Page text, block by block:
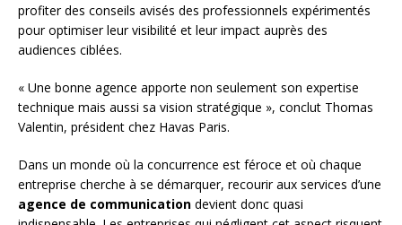
profiter des conseils avisés des professionnels expérimentés
pour optimiser leur visibilité et leur impact auprès des
audiences ciblées.
« Une bonne agence apporte non seulement son expertise
technique mais aussi sa vision stratégique », conclut Thomas
Valentin, président chez Havas Paris.
Dans un monde où la concurrence est féroce et où chaque
entreprise cherche à se démarquer, recourir aux services d’une
agence de communication devient donc quasi